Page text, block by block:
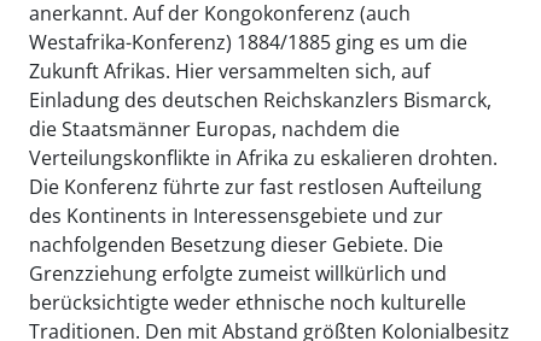
anerkannt. Auf der Kongokonferenz (auch
Westafrika-Konferenz) 1884/1885 ging es um die
Zukunft Afrikas. Hier versammelten sich, auf
Einladung des deutschen Reichskanzlers Bismarck,
die Staatsmänner Europas, nachdem die
Verteilungskonflikte in Afrika zu eskalieren drohten.
Die Konferenz führte zur fast restlosen Aufteilung
des Kontinents in Interessensgebiete und zur
nachfolgenden Besetzung dieser Gebiete. Die
Grenzziehung erfolgte zumeist willkürlich und
berücksichtigte weder ethnische noch kulturelle
Traditionen. Den mit Abstand größten Kolonialbesitz